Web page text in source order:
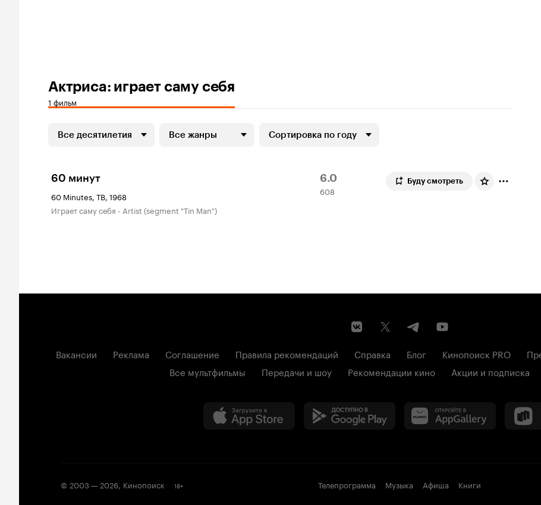
Актриса: играет саму себя
1 фильм
Все десятилетия Все жанры Сортировка по году
60 минут
60 Minutes, ТВ, 1968
играет саму себя - Artist (segment "Tin Man")
Рейтинг
Кинопоиска
6.0
608
оценок
608
Буду смотреть
Вакансии Реклама Соглашение Правила рекомендаций Справка Блог Кинопоиск PRO
Все мультфильмы
Передачи и шоу Рекомендации кино Акции и подписка
© 2003 —2026, Кинопоиск 18+ Телепрограмма Музыка Афиша Книги